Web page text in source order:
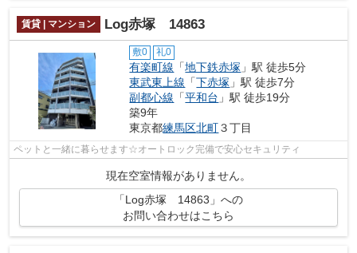
賃貸 | マンション Log赤塚 14863
敷0 礼0
有楽町線 「地下鉄赤塚 」駅 徒歩5分
東武東上線 「下赤塚 」駅 徒歩7分
副都心線 「平和台 」駅 徒歩19分
築9年
東京都練馬区北町３丁目
ペットと一緒に暮らせます☆オートロック完備で安心セキュリティ
現在空室情報がありません。
「Log赤塚 14863」への
お問い合わせはこちら